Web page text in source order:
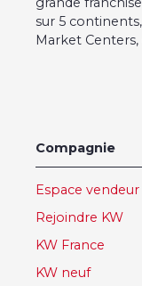
sur 5
Market
Compagnie
Espace vendeur
Rejoindre KW
KW France
KW neuf